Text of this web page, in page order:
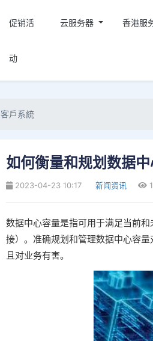
促销活
动
云服务器 香港服
客戶系統
如何衡量和规划数据
2023-04-23 10:17 新闻资讯
数据中心容量是指可用于满足当前
接）。准确规划和管理数据中心容
且对业务有害。